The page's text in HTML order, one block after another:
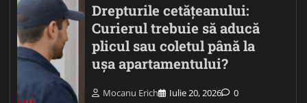
Drepturile cetățeanului:
Curierul trebuie să aducă
plicul sau coletul până la
ușa apartamentului?
Mocanu Erich Iulie 20, 2026 0